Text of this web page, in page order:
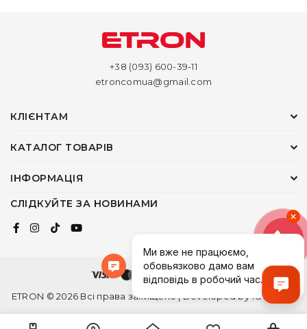
+38 (093) 600-39-11
etroncomua@gmail.com
КЛІЄНТАМ
КАТАЛОГ ТОВАРІВ
ІНФОРМАЦІЯ
СЛІДКУЙТЕ ЗА НОВИНАМИ
ETRON © 2026 Всі права захищено | Developed by1ONEDEV